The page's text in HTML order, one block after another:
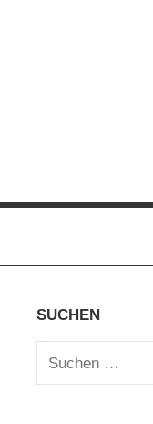
SUCHEN
Suchen
nach: